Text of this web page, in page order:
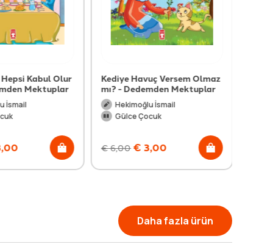
Hepsi Kabul Olur
Mektuplar
İsmail
Kediye Havuç Versem Olmaz
mı? - Dedemden Mektuplar
Hekimoğlu İsmail
Gülce Çocuk
€6,00 €3,00
Daha fazla ürün